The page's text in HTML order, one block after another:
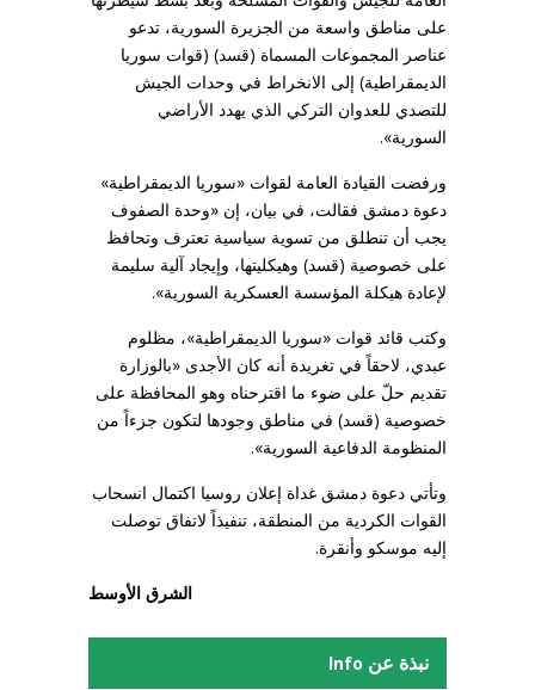
على مناطق واسعة من الجزيرة السورية، تدعو
عناصر المجموعات المسماة (قسد) (قوات سوريا
الديمقراطية) إلى الانخراط في وحدات الجيش
للتصدي للعدوان التركي الذي يهدد الأراضي
السورية».
ورفضت القيادة العامة لقوات «سوريا الديمقراطية»
دعوة دمشق فقالت، في بيان، إن «وحدة الصفوف
يجب أن تنطلق من تسوية سياسية تعترف وتحافظ
على خصوصية (قسد) وهيكليتها، وإيجاد آلية سليمة
لإعادة هيكلة المؤسسة العسكرية السورية».
وكتب قائد قوات «سوريا الديمقراطية»، مظلوم
عبدي، لاحقاً في تغريدة أنه كان الأجدى «بالوزارة
تقديم حلّ على ضوء ما اقترحناه وهو المحافظة على
خصوصية (قسد) في مناطق وجودها لتكون جزءاً من
المنظومة الدفاعية السورية».
وتأتي دعوة دمشق غداة إعلان روسيا اكتمال انسحاب
القوات الكردية من المنطقة، تنفيذاً لاتفاق توصلت
إليه موسكو وأنقرة.
الشرق الأوسط
نبذة عن Info